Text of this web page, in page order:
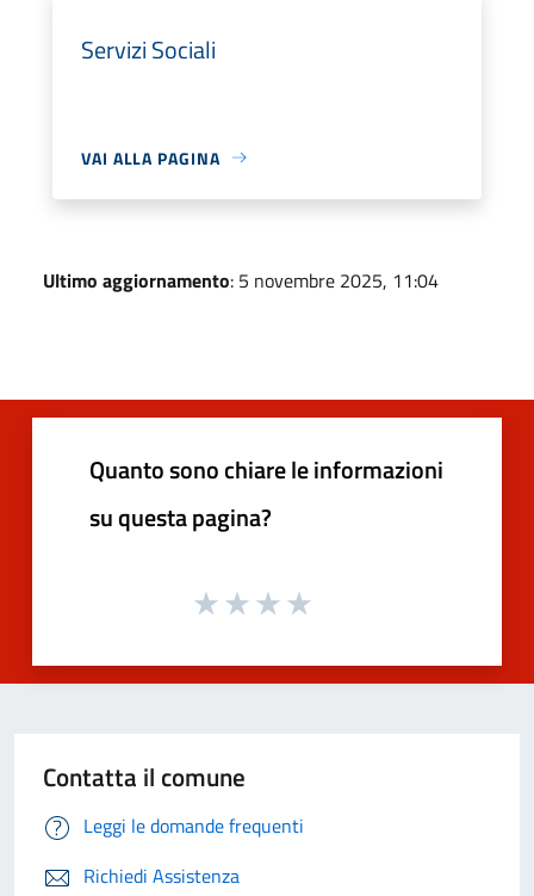
Servizi Sociali
VAI ALLA PAGINA
Ultimo aggiornamento: 5 novembre 2025, 11:04
Quanto sono chiare le informazioni
su questa pagina?
Contatta il comune
Leggi le domande frequenti
Richiedi Assistenza